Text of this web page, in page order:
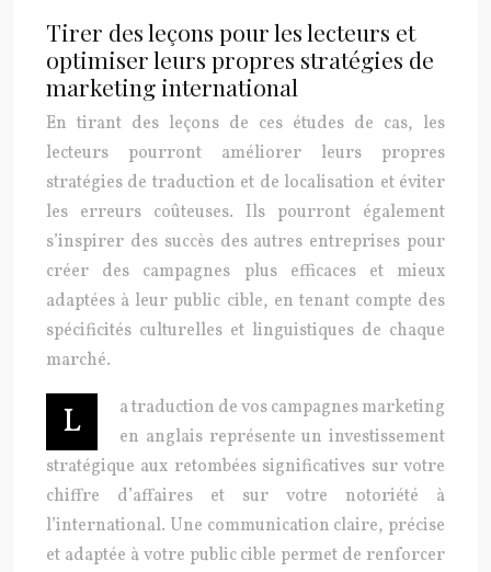
Tirer des leçons pour les lecteurs et
optimiser leurs propres stratégies de
marketing international
En tirant des leçons de ces études de cas, les
lecteurs pourront améliorer leurs propres
stratégies de traduction et de localisation et éviter
les erreurs coûteuses. Ils pourront également
s’inspirer des succès des autres entreprises pour
créer des campagnes plus efficaces et mieux
adaptées à leur public cible, en tenant compte des
spécificités culturelles et linguistiques de chaque
marché.
L
a traduction de vos campagnes marketing
en anglais représente un investissement
stratégique aux retombées significatives sur votre
chiffre d’affaires et sur votre notoriété à
l’international. Une communication claire, précise
et adaptée à votre public cible permet de renforcer